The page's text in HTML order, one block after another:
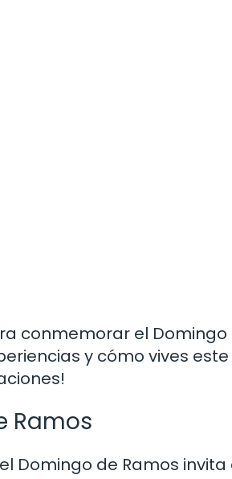
conmemorar el Domingo
y cómo vives
Ramos
Domingo de Ramos